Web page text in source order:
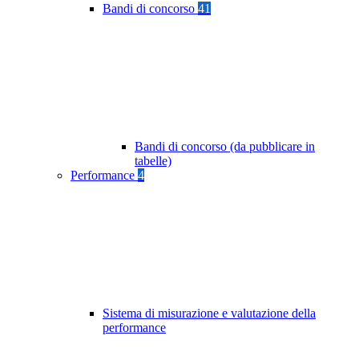
Bandi di concorso 41
Bandi di concorso (da pubblicare in
tabelle)
Performance 4
Sistema di misurazione e valutazione della
performance